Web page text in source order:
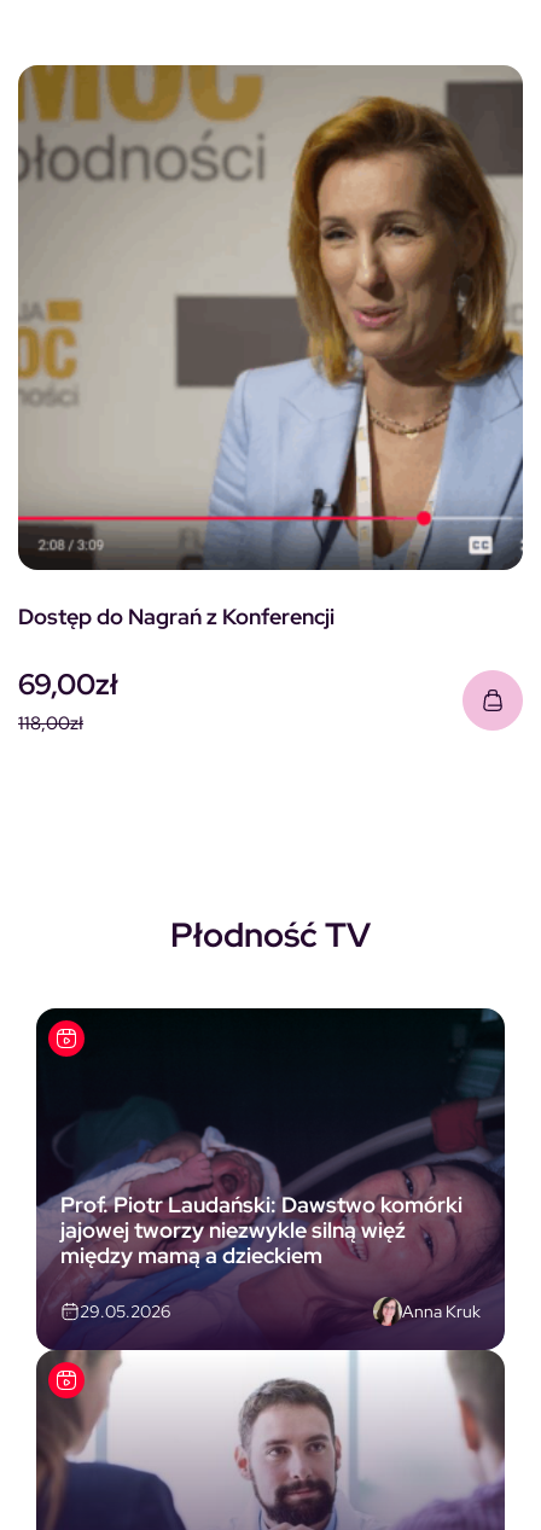
Dostęp do Nagrań z Konferencji
118,00zł
69,00zł
Płodność TV
Prof. Piotr Laudański: Dawstwo komórki
jajowej tworzy niezwykle silną więź
między mamą a dzieckiem
29.05.2026 Anna Kruk